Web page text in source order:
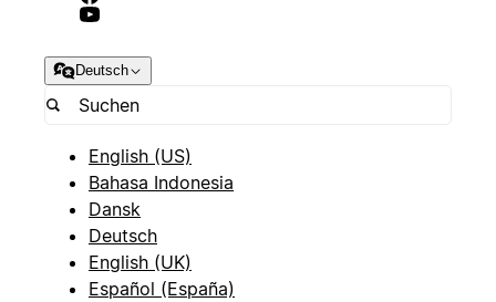
Deutsch
English (US)
Bahasa Indonesia
Dansk
Deutsch
English (UK)
Español (España)